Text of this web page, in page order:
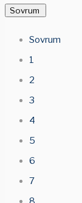
Sovrum
Sovrum
1
2
3
4
5
6
7